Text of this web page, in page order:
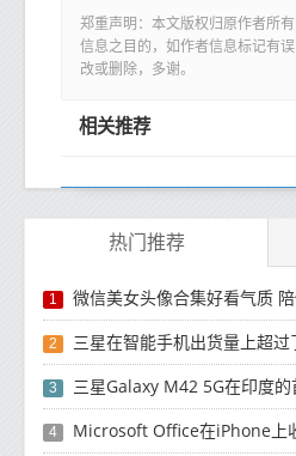
郑重声明：本文版权归原作者所
信息之目的，如作者信息标记有
改或删除，多谢。
相关推荐
热门推荐
1 微信美女头像合集好看气质 陪
2 三星在智能手机出货量上超过
3 三星Galaxy M42 5G在印度
4 Microsoft Office在iPhone上